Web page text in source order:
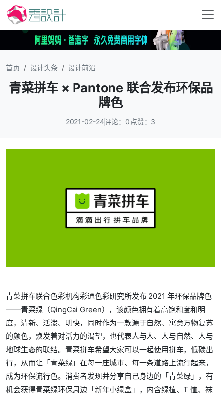
首页 设计头条 设计前沿
青菜拼车 × Pantone 联合发布环保品
牌色
2021-02-24评论：0 点赞：3
青菜拼车联合色彩机构彩通色彩研究所发布 2021 年环保品牌色
——青菜绿（QingCai Green），该颜色拥有着高饱和度和明
度，清新、活泼、明快，同时作为一款源于自然、寓意万物复苏
的颜色，焕发着对活力的渴望，也代表人与人、人与自然、人与
地球生态的联结。青菜拼车希望大家可以一起使用拼车，低碳出
行，从而让「青菜绿」在每一座城市、每一条道路上流行起来，
成为环保流行色。消费者发现并分享自己身边的「青菜绿」，有
机会获得青菜绿环保周边「新年小绿盒」，内含绿植、T 恤、袜